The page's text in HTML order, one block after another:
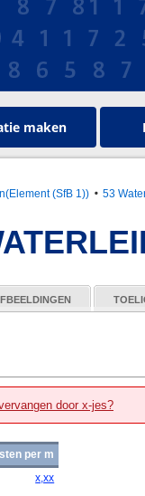
maken
(SfB 1)) 53
door x-jes?
per m
x,xx